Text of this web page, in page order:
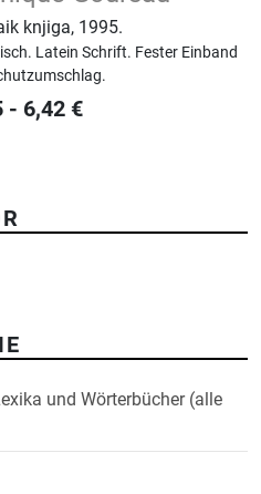
knjiga, 1995.
Latein Schrift. Fester Einband
- 6,42 €
und Wörterbücher (alle